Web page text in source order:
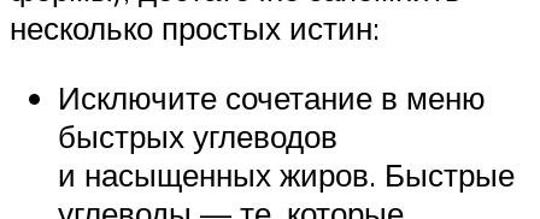
несколько простых истин:
Исключите сочетание в меню
быстрых углеводов
и насыщенных жиров. Быстрые